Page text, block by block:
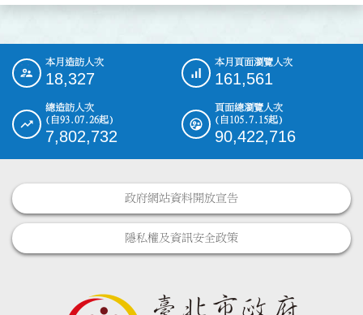
::: 本月造訪人次
18,327
本月頁面瀏覽人次
161,561
總造訪人次
(自93.07.26起)
7,802,732
頁面總瀏覽人次
(自105.7.15起)
90,422,716
政府網站資料開放宣告
隱私權及資訊安全政策